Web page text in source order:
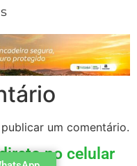
um comentário.
no celular